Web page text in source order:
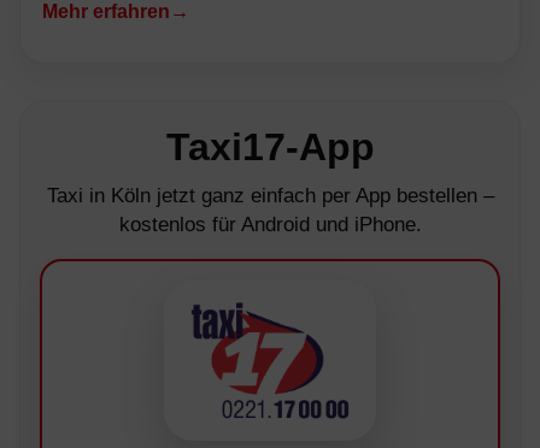
Mehr erfahren →
Taxi17-App
Taxi in Köln jetzt ganz einfach per App bestellen –
kostenlos für Android und iPhone.